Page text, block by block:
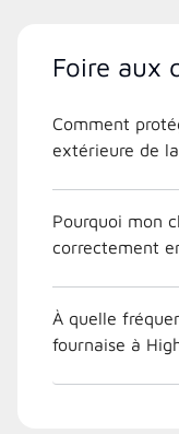
Foire aux
Comment
extérieure de
Pourquoi mon
correctement
À quelle
fournaise à